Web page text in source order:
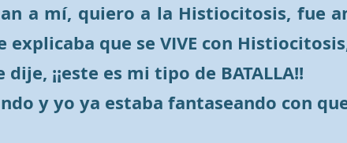
a mí, quiero a la Histiocitosis, fue
que se VIVE con Histiocitosis,
¡¡este es mi tipo de BATALLA!!
y yo ya estaba fantaseando con